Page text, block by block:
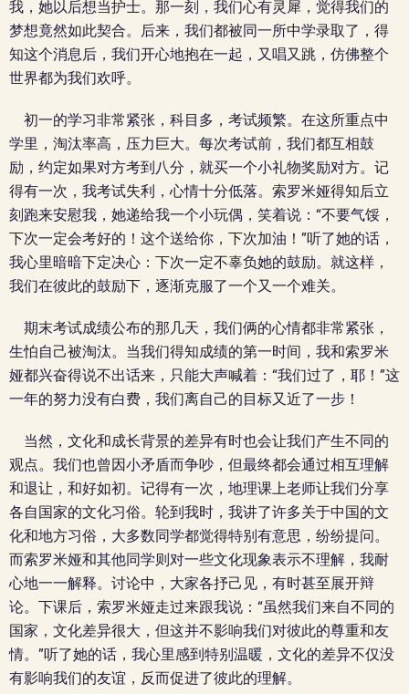
我，她以后想当护士。那一刻，我们心有灵犀，觉得我们的
梦想竟然如此契合。后来，我们都被同一所中学录取了，得
知这个消息后，我们开心地抱在一起，又唱又跳，仿佛整个
世界都为我们欢呼。
初一的学习非常紧张，科目多，考试频繁。在这所重点中
学里，淘汰率高，压力巨大。每次考试前，我们都互相鼓
励，约定如果对方考到八分，就买一个小礼物奖励对方。记
得有一次，我考试失利，心情十分低落。索罗米娅得知后立
刻跑来安慰我，她递给我一个小玩偶，笑着说：“不要气馁，
下次一定会考好的！这个送给你，下次加油！”听了她的话，
我心里暗暗下定决心：下次一定不辜负她的鼓励。就这样，
我们在彼此的鼓励下，逐渐克服了一个又一个难关。
期末考试成绩公布的那几天，我们俩的心情都非常紧张，
生怕自己被淘汰。当我们得知成绩的第一时间，我和索罗米
娅都兴奋得说不出话来，只能大声喊着：“我们过了，耶！”这
一年的努力没有白费，我们离自己的目标又近了一步！
当然，文化和成长背景的差异有时也会让我们产生不同的
观点。我们也曾因小矛盾而争吵，但最终都会通过相互理解
和退让，和好如初。记得有一次，地理课上老师让我们分享
各自国家的文化习俗。轮到我时，我讲了许多关于中国的文
化和地方习俗，大多数同学都觉得特别有意思，纷纷提问。
而索罗米娅和其他同学则对一些文化现象表示不理解，我耐
心地一一解释。讨论中，大家各抒己见，有时甚至展开辩
论。下课后，索罗米娅走过来跟我说：“虽然我们来自不同的
国家，文化差异很大，但这并不影响我们对彼此的尊重和友
情。”听了她的话，我心里感到特别温暖，文化的差异不仅没
有影响我们的友谊，反而促进了彼此的理解。